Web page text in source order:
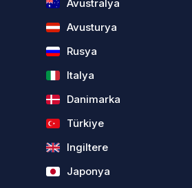
Avustralya
Avusturya
Rusya
Italya
Danimarka
Türkiye
Ingiltere
Japonya